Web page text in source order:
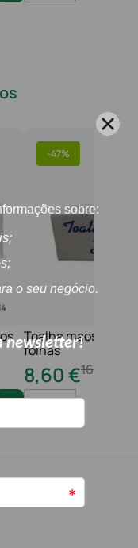
-47%
Toalha maos 2f
folhas
16
8,60€